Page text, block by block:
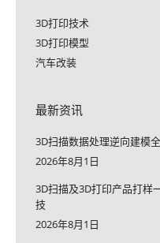
3D打印技术
3D打印模型
汽车改装
最新资讯
3D扫描数据处理逆向建模
2026年8月1日
3D扫描及3D打印产品打样
技
2026年8月1日